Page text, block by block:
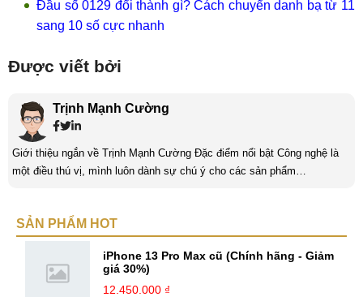
Đầu số 0129 đổi thành gì? Cách chuyển danh bạ từ 11
sang 10 số cực nhanh
Được viết bởi
Trịnh Mạnh Cường
Giới thiệu ngắn về Trịnh Mạnh Cường Đặc điểm nổi bật Công nghệ là
một điều thú vị, mình luôn dành sự chú ý cho các sản phẩm
hiểu biết mới mẻ và thú vị. Tinh thần tự giác và sự chuyên nghiệp là
SẢN PHẨM HOT
iPhone 13 Pro Max cũ (Chính hãng - Giảm
giá 30%)
12.450.000 ₫